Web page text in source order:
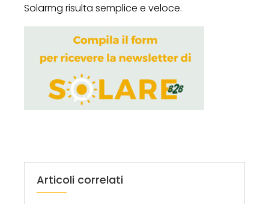
Solarmg risulta semplice e veloce.
Articoli correlati